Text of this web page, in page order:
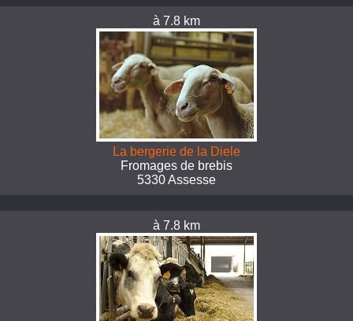
à 7.8 km
La bergerie de la Diele
Fromages de brebis
5330 Assesse
à 7.8 km